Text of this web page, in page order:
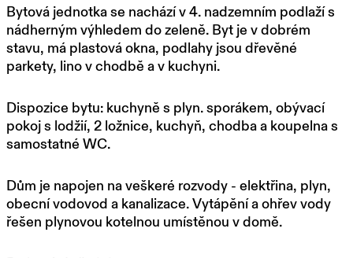
Bytová jednotka se nachází v 4. nadzemním podlaží s
nádherným výhledem do zeleně. Byt je v dobrém
stavu, má plastová okna, podlahy jsou dřevěné
parkety, lino v chodbě a v kuchyni.
Dispozice bytu: kuchyně s plyn. sporákem, obývací
pokoj s lodžií, 2 ložnice, kuchyň, chodba a koupelna s
samostatné WC.
Dům je napojen na veškeré rozvody - elektřina, plyn,
obecní vodovod a kanalizace. Vytápění a ohřev vody
řešen plynovou kotelnou umístěnou v domě.